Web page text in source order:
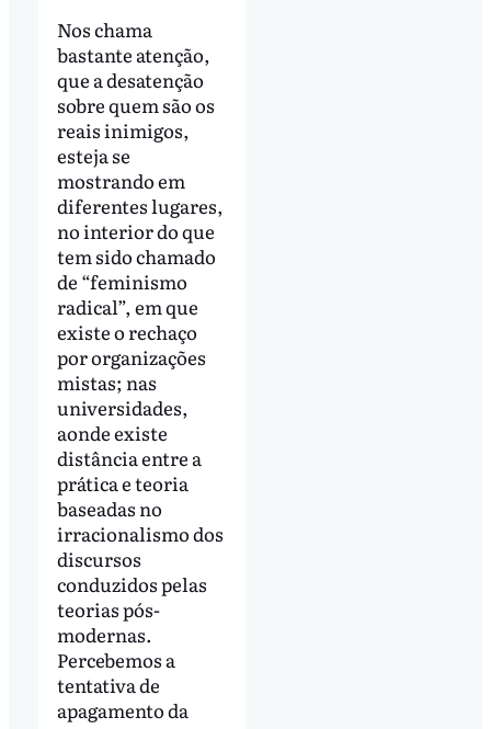
Nos chama
bastante atenção,
que a desatenção
sobre quem são os
reais inimigos,
esteja se
mostrando em
diferentes lugares,
no interior do que
tem sido chamado
de “feminismo
radical”, em que
existe o rechaço
por organizações
mistas; nas
universidades,
aonde existe
distância entre a
prática e teoria
baseadas no
irracionalismo dos
discursos
conduzidos pelas
teorias pós-
modernas.
Percebemos a
tentativa de
apagamento da